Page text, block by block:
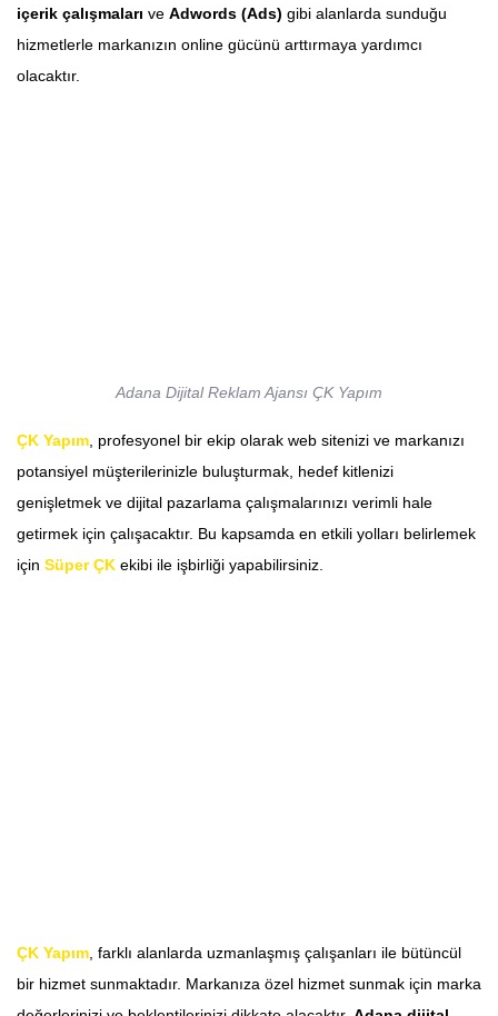
içerik çalışmaları ve Adwords (Ads) gibi alanlarda sunduğu
hizmetlerle markanızın online gücünü arttırmaya yardımcı
olacaktır.
Adana Dijital Reklam Ajansı ÇK Yapım
ÇK Yapım , profesyonel bir ekip olarak web sitenizi ve markanızı
potansiyel müşterilerinizle buluşturmak, hedef kitlenizi
genişletmek ve dijital pazarlama çalışmalarınızı verimli hale
getirmek için çalışacaktır. Bu kapsamda en etkili yolları belirlemek
için Süper ÇK ekibi ile işbirliği yapabilirsiniz.
ÇK Yapım, farklı alanlarda uzmanlaşmış çalışanları ile bütüncül
bir hizmet sunmaktadır. Markanıza özel hizmet sunmak için marka